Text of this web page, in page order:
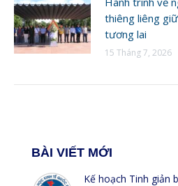
thiêng liêng
tương lai
15 Tháng 7, 2026
BÀI VIẾT MỚI
Kế hoạch Tinh giản